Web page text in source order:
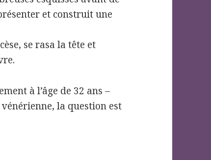
et construit une
se rasa la tête et
à l’âge de 32 ans –
la question est